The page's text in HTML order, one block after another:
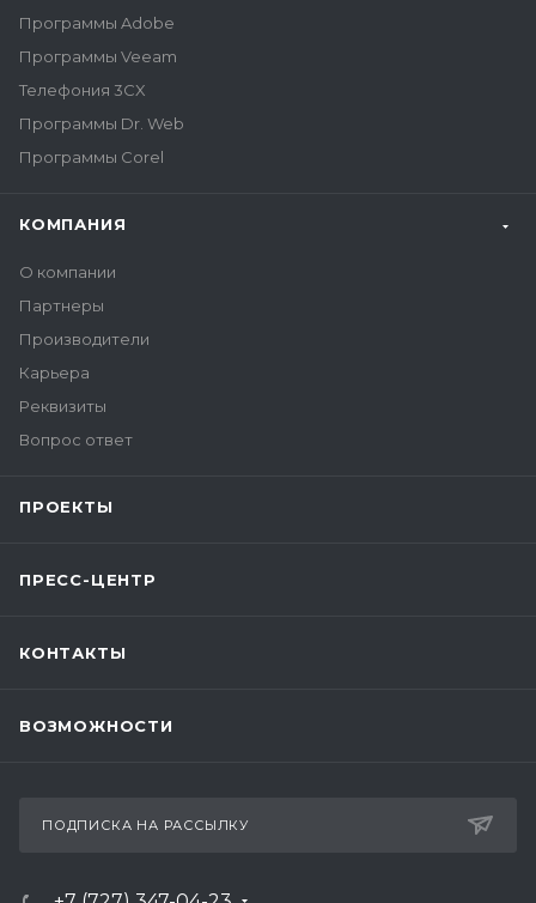
Программы Adobe
Программы Veeam
Телефония 3CX
Программы Dr. Web
Программы Corel
КОМПАНИЯ
О компании
Партнеры
Производители
Карьера
Реквизиты
Вопрос ответ
ПРОЕКТЫ
ПРЕСС-ЦЕНТР
КОНТАКТЫ
ВОЗМОЖНОСТИ
ПОДПИСКА НА РАССЫЛКУ